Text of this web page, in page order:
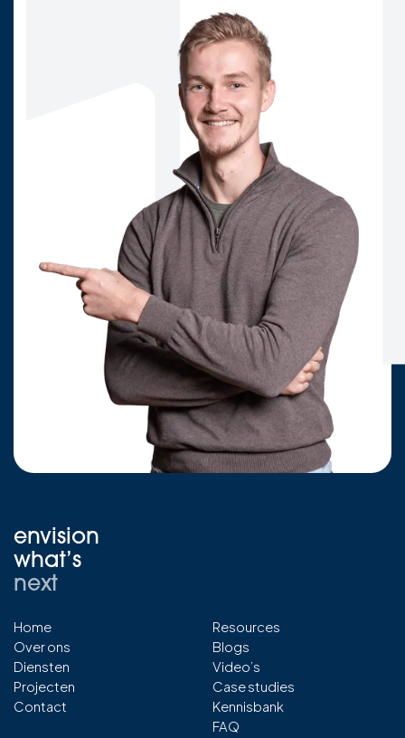
envision
what’s
next
Home
Over ons
Diensten
Projecten
Contact
Resources
Blogs
Video’s
Case studies
Kennisbank
FAQ